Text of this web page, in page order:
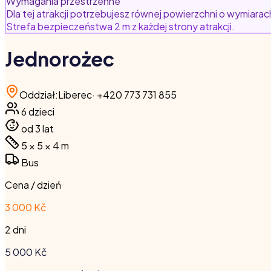
Dla tej atrakcji potrzebujesz równej powierzchni o
Strefa bezpieczeństwa 2 m z każdej strony atrakcji.
Jednorożec
Oddział:Liberec· +420 773 731 855
6dzieci
od 3 lat
5 × 5 × 4m
Bus
Cena / dzień
3 000 Kč
2 dni
5 000 Kč